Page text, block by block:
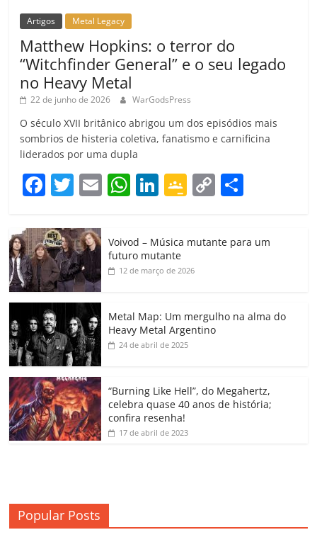
Artigos Metal Legacy
Matthew Hopkins: o terror do
“Witchfinder General” e o seu legado
no Heavy Metal
22 de junho de 2026 WarGodsPress
O século XVII britânico abrigou um dos episódios mais
sombrios de histeria coletiva, fanatismo e carnificina
liderados por uma dupla
F
c
e
b
o
o
k
T
itt
er
E
ai
W
at
s
A
p
Li
k
e
dI
G
gl
e
a
ss
o
m
C
y
k
p
h
Voivod – Música mutante para um
futuro mutante
12 de março de 2026
Metal Map: Um mergulho na alma do
Heavy Metal Argentino
24 de abril de 2025
“Burning Like Hell”, do Megahertz,
celebra quase 40 anos de história;
confira resenha!
17 de abril de 2023
Popular Posts